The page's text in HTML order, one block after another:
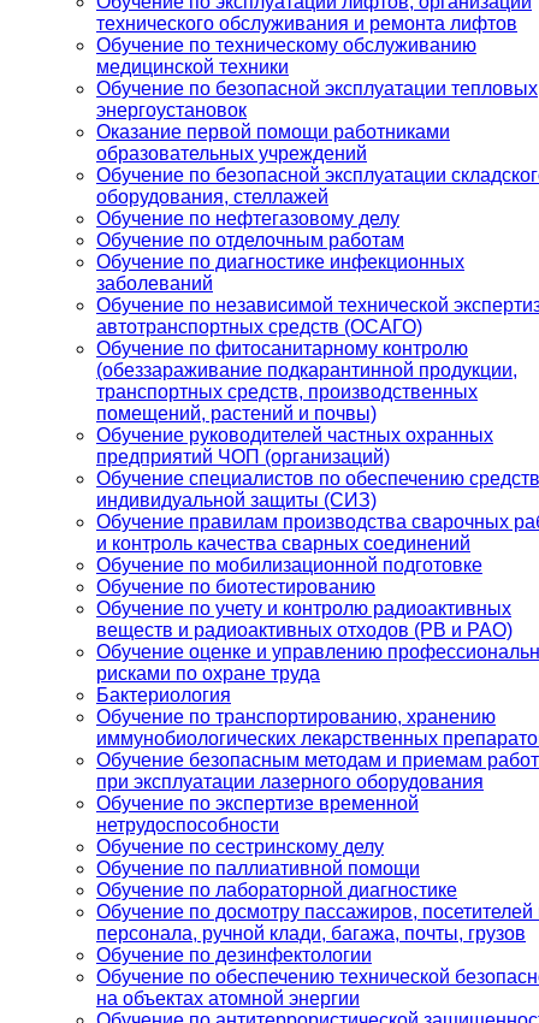
технического обслуживания и ремонта лифтов
Обучение по техническому обслуживанию
медицинской техники
Обучение по безопасной эксплуатации тепловых
энергоустановок
Оказание первой помощи работниками
образовательных учреждений
Обучение по безопасной эксплуатации
оборудования, стеллажей
Обучение по нефтегазовому делу
Обучение по отделочным работам
Обучение по диагностике инфекционных
заболеваний
Обучение по независимой технической
автотранспортных средств (ОСАГО)
Обучение по фитосанитарному контролю
(обеззараживание подкарантинной продукции,
транспортных средств, производственных
помещений, растений и почвы)
Обучение руководителей частных охранных
предприятий ЧОП (организаций)
Обучение специалистов по обеспечению
индивидуальной защиты (СИЗ)
Обучение правилам производства сварочных
и контроль качества сварных соединений
Обучение по мобилизационной подготовке
Обучение по биотестированию
Обучение по учету и контролю радиоактивных
веществ и радиоактивных отходов (РВ и РАО)
Обучение оценке и управлению
рисками по охране труда
Бактериология
Обучение по транспортированию, хранению
иммунобиологических лекарственных
Обучение безопасным методам и приемам
при эксплуатации лазерного оборудования
Обучение по экспертизе временной
нетрудоспособности
Обучение по сестринскому делу
Обучение по паллиативной помощи
Обучение по лабораторной диагностике
Обучение по досмотру пассажиров, посетителей
персонала, ручной клади, багажа, почты, грузов
Обучение по дезинфектологии
Обучение по обеспечению технической
на объектах атомной энергии